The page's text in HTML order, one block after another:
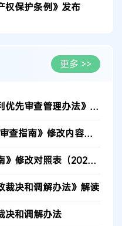
权保护条例》发布
更多 >>
审查管理办法》的决定
指南》修改内容解读
修改对照表（2025）
裁决和调解办法》解读
决和调解办法